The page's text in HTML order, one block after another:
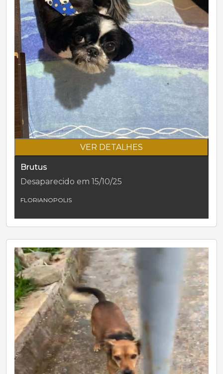
VER DETALHES
Brutus
Desaparecido em 15/10/25
FLORIANOPOLIS